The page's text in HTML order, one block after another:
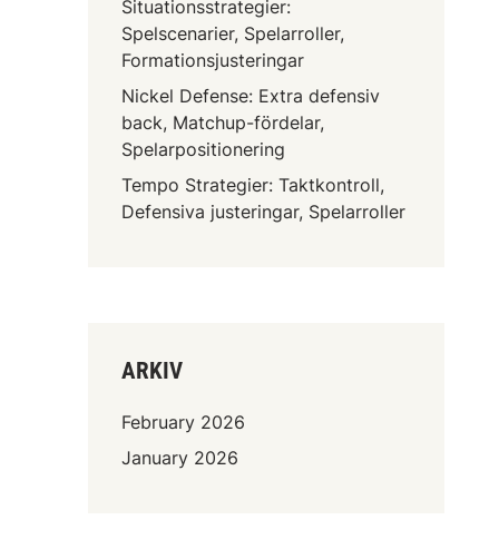
Situationsstrategier:
Spelscenarier, Spelarroller,
Formationsjusteringar
Nickel Defense: Extra defensiv
back, Matchup-fördelar,
Spelarpositionering
Tempo Strategier: Taktkontroll,
Defensiva justeringar, Spelarroller
ARKIV
February 2026
January 2026